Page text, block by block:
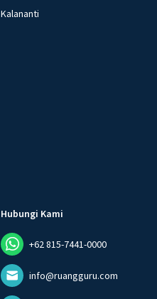
Kalananti
Hubungi Kami
+62 815-7441-0000
info@ruangguru.com